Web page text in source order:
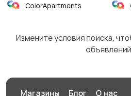
ColorApartments
Измените условия поиска,
объявлений
Магазины Блог О нас